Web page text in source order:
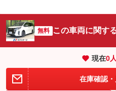
無料 この車両に関す
現在0人
在庫確認